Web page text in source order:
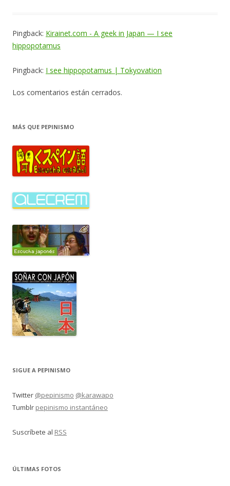
Pingback: Kirainet.com - A geek in Japan — I see
hippopotamus
Pingback: I see hippopotamus | Tokyovation
Los comentarios están cerrados.
MÁS QUE PEPINISMO
SIGUE A PEPINISMO
Twitter @pepinismo @karawapo
Tumblr pepinismo instantáneo
Suscríbete al RSS
ÚLTIMAS FOTOS